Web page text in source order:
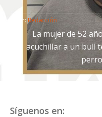
Por: Redacción
La mujer de 52
acuchillar a un bull
Síguenos en: